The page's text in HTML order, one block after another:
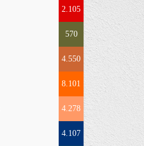
2.105
570
4.550
8.101
4.278
4.107